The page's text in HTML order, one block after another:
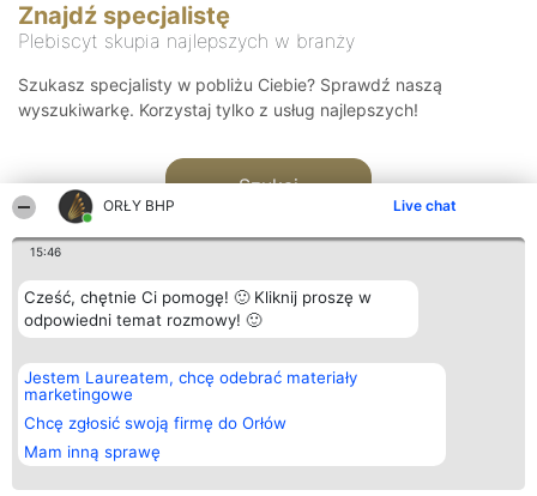
ORŁY BHP Live chat
15:46
Cześć, chętnie Ci pomogę! 🙂 Kliknij proszę w
odpowiedni temat rozmowy! 🙂
Jestem Laureatem, chcę odebrać materiały
marketingowe
Chcę zgłosić swoją firmę do Orłów
Mam inną sprawę
Znajdź specjalistę
Plebiscyt skupia najlepszych w branży
Szukasz specjalisty w pobliżu Ciebie? Sprawdź naszą
wyszukiwarkę. Korzystaj tylko z usług najlepszych!
Szukaj
Organizator plebiscytu
Bright Side Solutions sp. z o.
o. sp. k.
ul. Ruska 22
Wrocław 50-079
KRS 0000749100 | Regon
381313360 | NIP 8943132676
Plebiscyt
Laureaci
wszystkich
Laureatów
Regulamin
Kontakt
Kontakt